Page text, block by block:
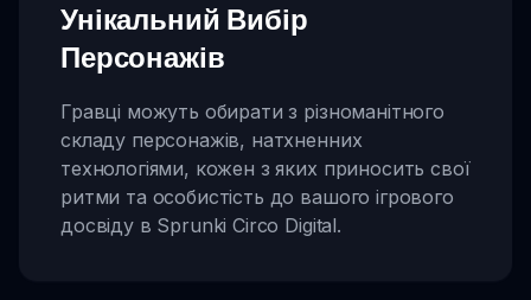
Унікальний Вибір
Персонажів
Гравці можуть обирати з різноманітного
складу персонажів, натхненних
технологіями, кожен з яких приносить свої
ритми та особистість до вашого ігрового
досвіду в Sprunki Circo Digital.